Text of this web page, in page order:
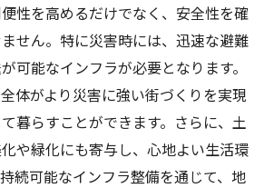
で実現する災害に強い街づくり
重視した工事施策
における最新技術の導入
徴を活かした災害対策
向上を促す土木工事
型の防災計画
性を高めるだけでなく、安全性を確
せん。特に災害時には、迅速な避難
可能なインフラが必要となります。
体がより災害に強い街づくりを実現
暮らすことができます。さらに、土
や緑化にも寄与し、心地よい生活環
続可能なインフラ整備を通じて、地